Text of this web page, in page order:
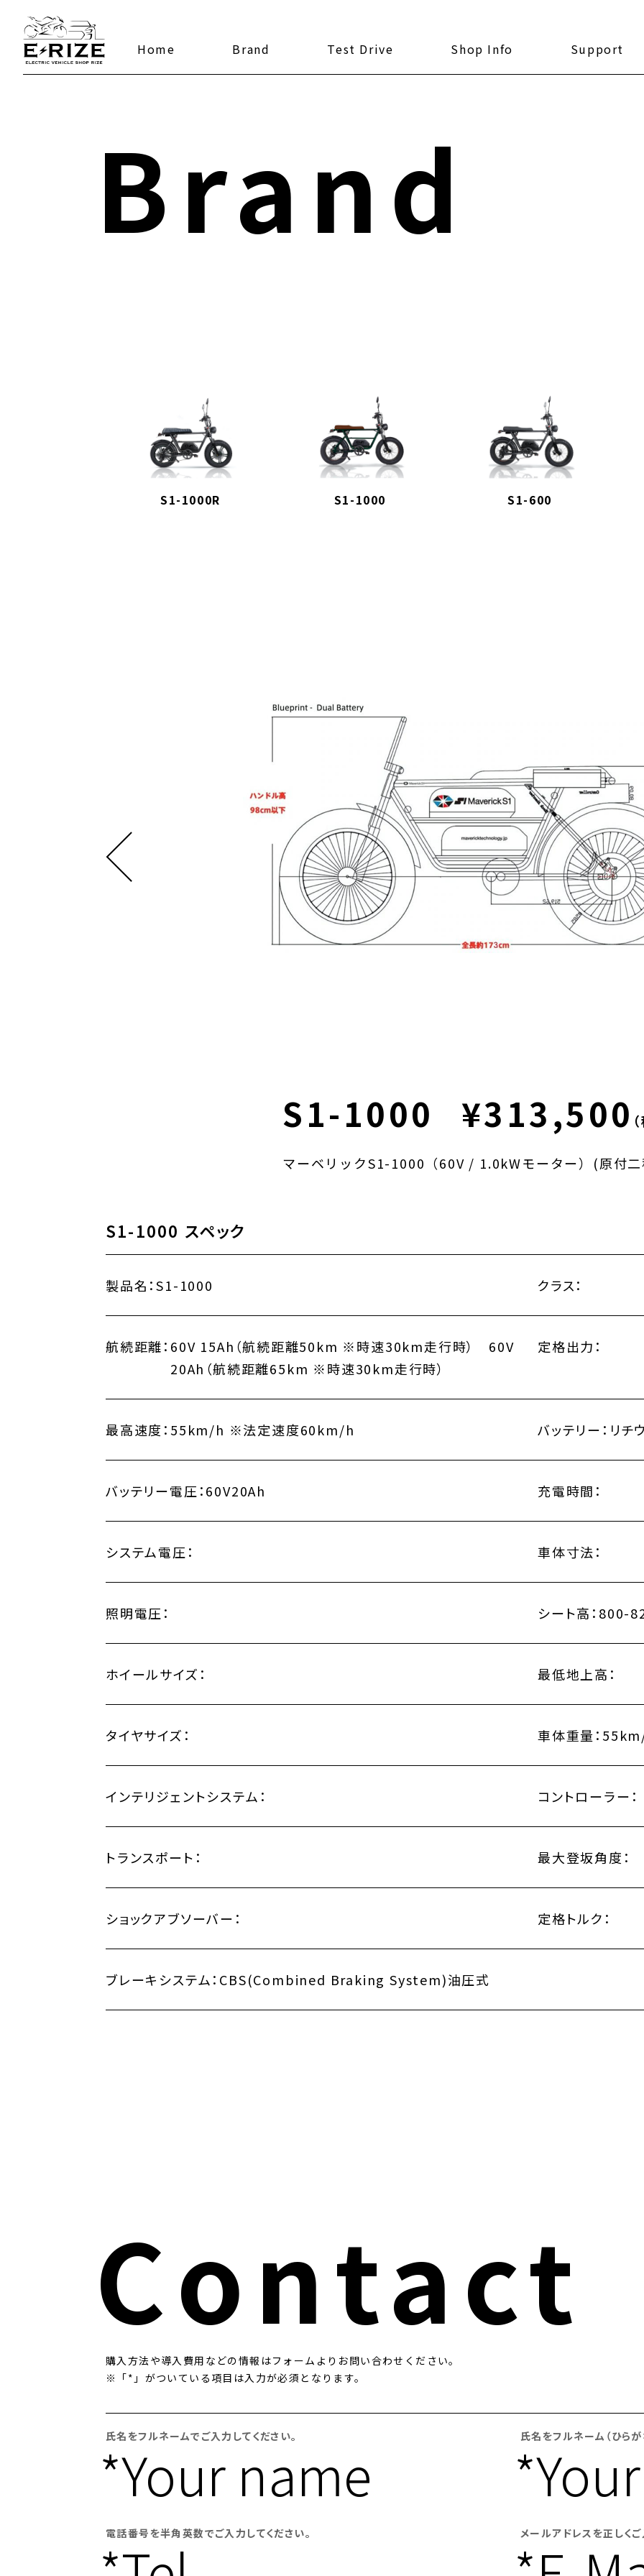
Home Brand Test Drive Shop Info Support
Brand
S1-1000R S1-1000 S1-600
S1-1000 ¥313,500（
マーベリックS1-1000（60V / 1.0kWモーター）(原付二
S1-1000 スペック
製品名：S1-1000 クラス：
航続距離： 60V 15Ah（航続距離50km ※時速30km走行時） 60V
20Ah（航続距離65km ※時速30km走行時）
定格出力：
最高速度： 55km/h ※法定速度60km/h バッテリー： リチ
バッテリー電圧：60V20Ah 充電時間：
システム電圧： 車体寸法：
照明電圧： シート高： 800-
ホイールサイズ： 最低地上高：
タイヤサイズ： 車体重量：
インテリジェントシステム： コントローラー：
トランスポート： 最大登坂角度：
ショックアブソーバー： 定格トルク：
ブレーキシステム： CBS(Combined Braking System)油圧式
Contact
購⼊⽅法や導⼊費⽤などの情報はフォームよりお問い合わせください。
※「*」がついている項⽬は⼊⼒が必須となります。
氏名をフルネームでご入力してください。
*Your name 氏名をフルネーム（ひらが
電話番号を半角英数でご入力してください。 メールアドレスを正しくご